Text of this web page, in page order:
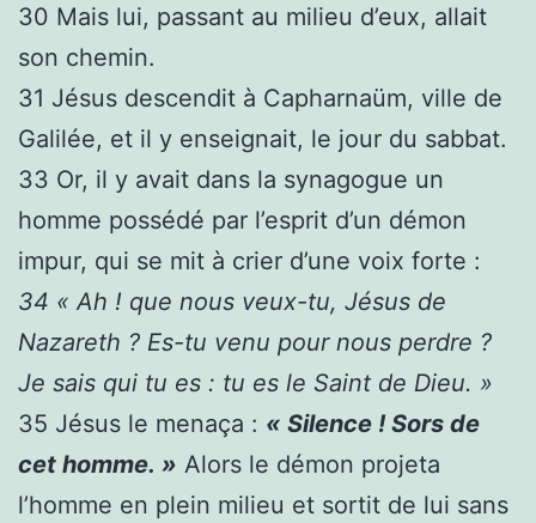
30 Mais lui, passant au milieu d’eux, allait
son chemin.
31 Jésus descendit à Capharnaüm, ville de
Galilée, et il y enseignait, le jour du sabbat.
33 Or, il y avait dans la synagogue un
homme possédé par l’esprit d’un démon
impur, qui se mit à crier d’une voix forte :
34 « Ah ! que nous veux-tu, Jésus de
Nazareth ? Es-tu venu pour nous perdre ?
Je sais qui tu es : tu es le Saint de Dieu. »
35 Jésus le menaça : « Silence ! Sors de
cet homme. » Alors le démon projeta
l’homme en plein milieu et sortit de lui sans